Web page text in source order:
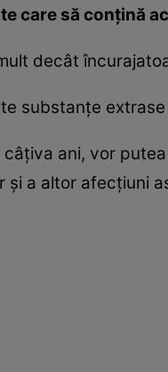
care să conţină
decât
substanţe
ani, vor
a altor afecţiuni